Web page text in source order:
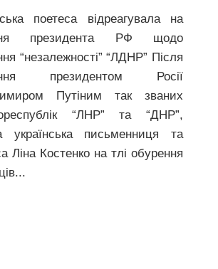
поетеса відреагувала на
президента РФ щодо
“незалежності” “ЛДНР” Після
президентом Росії
Путіним так званих
“ЛНР” та “ДНР”,
українська письменниця та
Ліна Костенко на тлі обурення